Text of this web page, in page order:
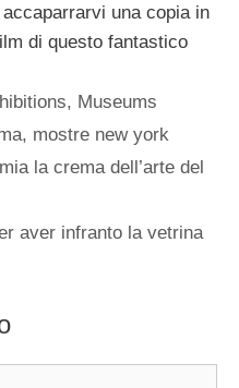
una copia in
di questo fantastico
, Museums
, mostre new york
la crema dell’arte del
aver infranto la vetrina